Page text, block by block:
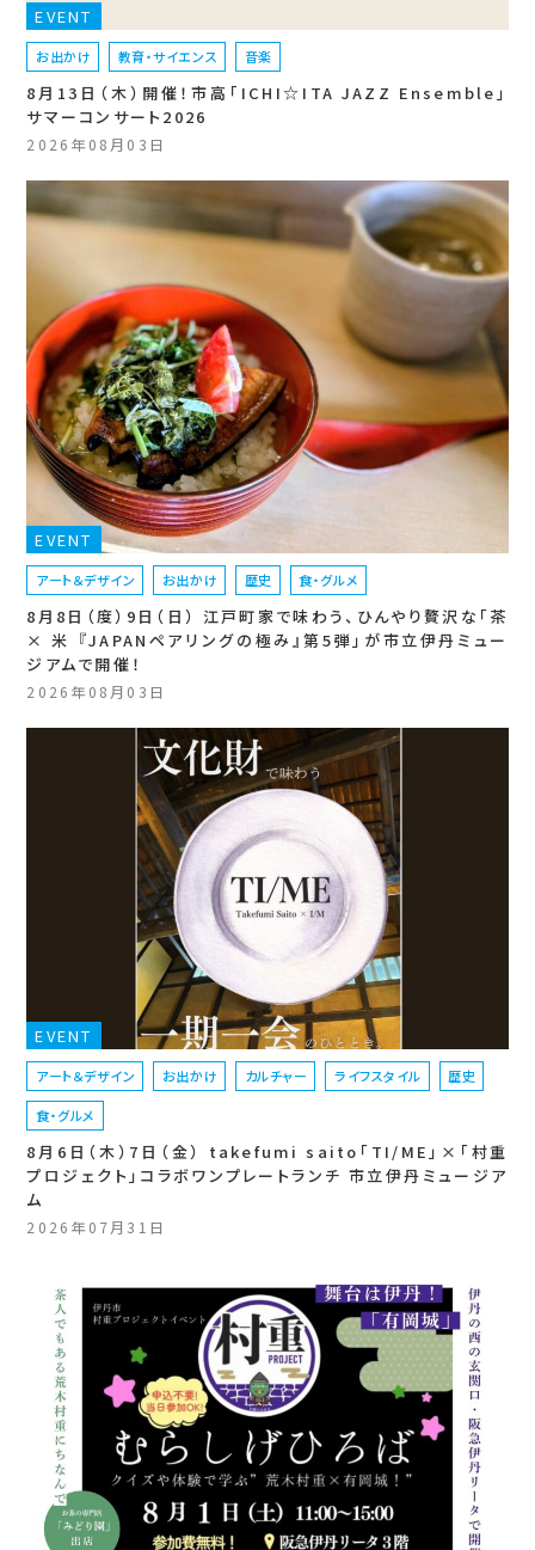
EVENT
お出かけ 教育・サイエンス 音楽
8月13日（木）開催！市高「ICHI☆ITA JAZZ Ensemble」
サマーコンサート2026
2026年08月03日
EVENT
アート＆デザイン お出かけ 歴史 食・グルメ
8月8日（度）9日（日） 江戸町家で味わう、ひんやり贅沢な「茶
× 米 『JAPANペアリングの極み』第5弾」が市立伊丹ミュー
ジアムで開催！
2026年08月03日
EVENT
アート＆デザイン お出かけ カルチャー ライフスタイル 歴史
食・グルメ
8月6日（木）7日（金） takefumi saito「TI/ME」×「村重
プロジェクト」コラボワンプレートランチ 市立伊丹ミュージア
ム
2026年07月31日